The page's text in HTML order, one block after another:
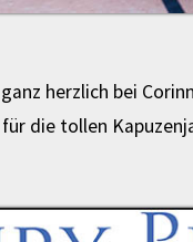
herzlich bei
die tollen